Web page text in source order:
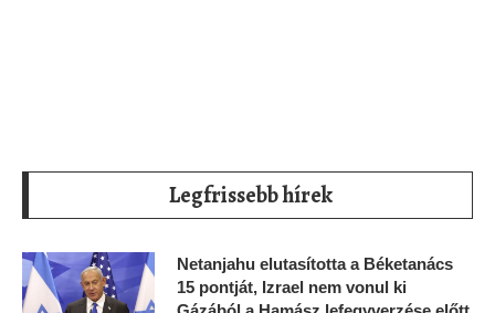
Legfrissebb hírek
Netanjahu elutasította a Béketanács
15 pontját, Izrael nem vonul ki